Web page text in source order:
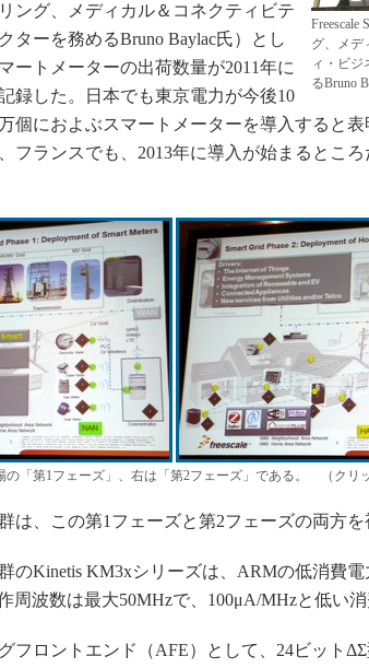
Freescale
グ、メデ
ィ・ビジ
るBruno
ング、メディカル＆コネクティビテ
ターを務めるBruno Baylac氏）とし
ートメーターの出荷数量が2011年に
録した。日本でも東京電力が今後10
個におよぶスマートメーターを導入すると表
フランスでも、2013年に導入が始まるとこ
の「第1フェーズ」、右は「第2フェーズ」である。 （クリ
、この第1フェーズと第2フェーズの両方を
Kinetis KM3xシリーズは、ARMの低消費電
周波数は最大50MHzで、100μA/MHzと低い消
フロントエンド（AFE）として、24ビット